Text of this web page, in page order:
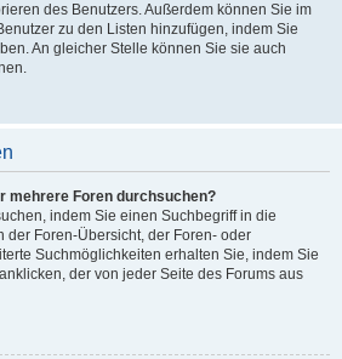
des Benutzers. Außerdem können Sie im
zu den Listen hinzufügen, indem Sie
An gleicher Stelle können Sie sie auch
mehrere Foren durchsuchen?
indem Sie einen Suchbegriff in die
der Foren-Übersicht, der Foren- oder
Suchmöglichkeiten erhalten Sie, indem Sie
der von jeder Seite des Forums aus